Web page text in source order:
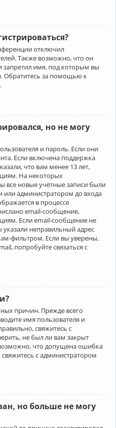
отключил
Также возможно, что он
запретил имя, под которым вы
Обратитесь за помощью к
но не могу
и пароль. Если они
Если включена поддержка
что вам менее 13 лет,
На некоторых
все новые учётные записи были
или администратором до входа
в процессе
email-сообщение,
Если email-сообщение не
неправильный адрес
фильтром. Если вы уверены,
попробуйте связаться с
причин. Прежде всего
имя пользователя и
свяжитесь с
не был ли вам закрыт
что допущена ошибка
с администратором
но больше не могу